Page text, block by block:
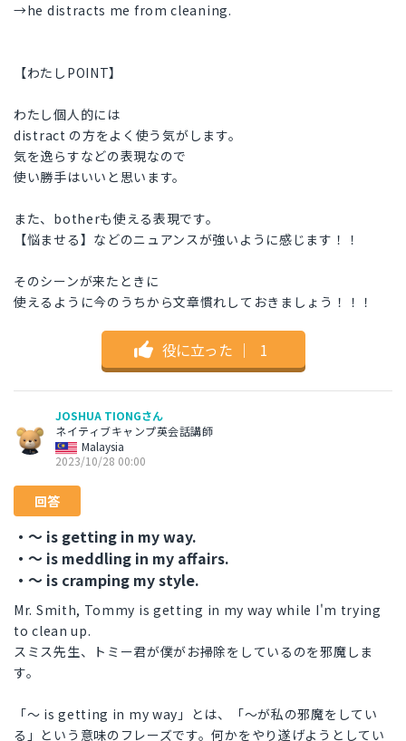
→he distracts me from cleaning.
【わたしPOINT】
わたし個人的には
distract の方をよく使う気がします。
気を逸らすなどの表現なので
使い勝手はいいと思います。
また、botherも使える表現です。
【悩ませる】などのニュアンスが強いように感じます！！
そのシーンが来たときに
使えるように今のうちから文章慣れしておきましょう！！！
役に立った ｜ 1
JOSHUA TIONGさん
ネイティブキャンプ英会話講師
Malaysia
2023/10/28 00:00
回答
・～ is getting in my way.
・～ is meddling in my affairs.
・～ is cramping my style.
Mr. Smith, Tommy is getting in my way while I'm trying
to clean up.
スミス先生、トミー君が僕がお掃除をしているのを邪魔しま
す。
「～ is getting in my way」とは、「～が私の邪魔をしてい
る」という意味のフレーズです。何かをやり遂げようとしてい